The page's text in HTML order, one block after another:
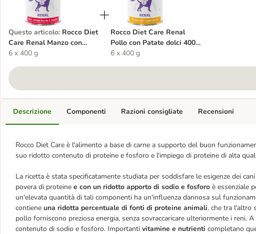
Questo articolo: Rocco Diet
Care Renal Manzo con
Cuori di Pollo & Zucca 400
6 x 400 g
Rocco Diet Care Renal
Pollo con Patate dolci 400
g umido cane
6 x 400 g
Descrizione
Rocco Diet Care è l'alimento a base di carne a supporto del buon
suo ridotto contenuto di proteine e fosforo e l'impiego di proteine di alta
La ricetta è stata specificatamente studiata per soddisfare le esigenze dei
povera di proteine e con un ridotto apporto di sodio e fosforo è essenziale
un'elevata quantità di tali componenti ha un'influenza dannosa sul
contiene una ridotta percentuale di fonti di proteine animali, che tra l'altro
pollo forniscono preziosa energia, senza sovraccaricare ulteriormente i reni.
contenuto di sodio e fosforo. Importanti vitamine e nutrienti completano
Componenti Razioni consigliate Recensioni